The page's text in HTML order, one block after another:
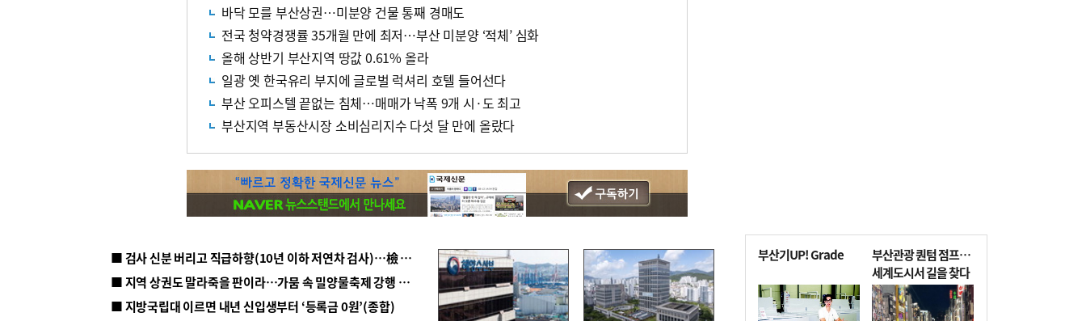
바닥 모를 부산상권…미분양 건물 통째 경매도
전국 청약경쟁률 35개월 만에 최저…부산 미분양 ‘적체’ 심화
올해 상반기 부산지역 땅값 0.61% 올라
일광 옛 한국유리 부지에 글로벌 럭셔리 호텔 들어선다
부산 오피스텔 끝없는 침체…매매가 낙폭 9개 시·도 최고
부산지역 부동산시장 소비심리지수 다섯 달 만에 올랐다
■ 검사 신분 버리고 직급하향(10년 이하 저연차 검사)…檢 중수청행 기피
■ 지역 상권도 말라죽을 판이라…가뭄 속 밀양물축제 강행 논란
■ 지방국립대 이르면 내년 신입생부터 ‘등록금 0원’(종합)
부산기UP! Grade
부산관광 퀀텀 점프…
세계도시서 길을 찾다